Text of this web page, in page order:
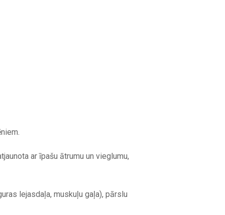
ar īpašu ātrumu un vieglumu,
lejasdaļa, muskuļu gaļa), pārslu